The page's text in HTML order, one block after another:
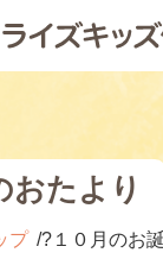
おたより
プ ?１０月のお